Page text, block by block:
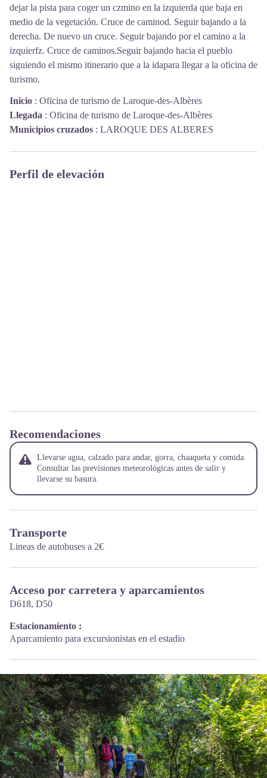
dejar la pista para coger un czmino en la izquierda que baja en
medio de la vegetación. Cruce de caminod. Seguir bajando a la
derecha. De nuevo un cruce. Seguir bajando por el camino a la
izquierfz. Cruce de caminos.Seguir bajando hacia el pueblo
siguiendo el mismo itinerario que a la idapara llegar a la oficina de
turismo.
Inicio : Oficina de turismo de Laroque-des-Albères
Llegada : Oficina de turismo de Laroque-des-Albères
Municipios cruzados : LAROQUE DES ALBERES
Perfil de elevación
Recomendaciones
Llevarse agua, calzado para andar, gorra, chaaqueta y comida.
Consultar las previsiones meteorológicas antes de salir y
llevarse su basura.
Transporte
Lineas de autobuses a 2€
Acceso por carretera y aparcamientos
D618, D50
Estacionamiento :
Aparcamiento para excursionistas en el estadio